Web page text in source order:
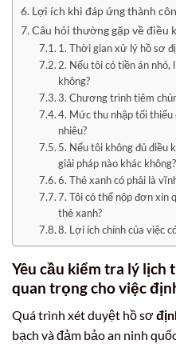
Lợi ích khi đáp ứng thành
Câu hỏi thường gặp về điều
1. Thời gian xử lý hồ sơ
2. Nếu tôi có tiền án
không?
3. Chương trình tiêm
4. Mức thu nhập tối thiểu
nhiêu?
5. Nếu tôi không đủ điều
giải pháp nào khác không?
6. Thẻ xanh có phải là
7. Tôi có thể nộp đơn xin
thẻ xanh?
8. Lợi ích chính của việc
Yêu cầu kiểm tra lý
quan trọng cho việc
Quá trình xét duyệt hồ sơ
bạch và đảm bảo an ninh